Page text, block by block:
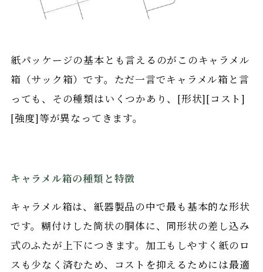
紙パッケージの基本とも言えるのがこのキャラメル
箱（サック箱）です。ただ一言でキャラメル箱と言
っても、その種類はいくつかあり、[形状][コスト]
[強度]等が異なってきます。
キャラメル箱の種類と特徴
キャラメル箱は、紙器製品の中で最も基本的な形状
です。糊付けした筒状の胴体に、同形状の差し込み
式のふたが上下につきます。加工もしやすく紙のロ
スも少なく済むため、コストを抑えるためには最適